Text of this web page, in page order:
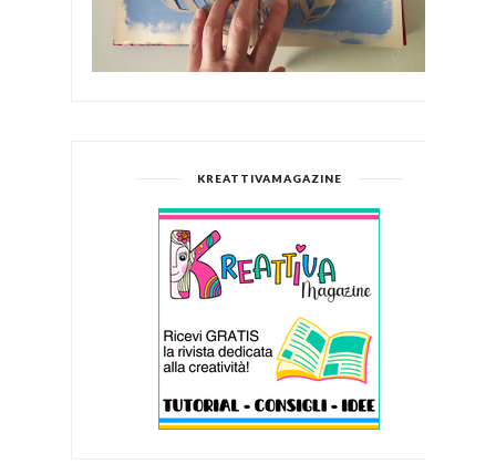
KREATTIVAMAGAZINE